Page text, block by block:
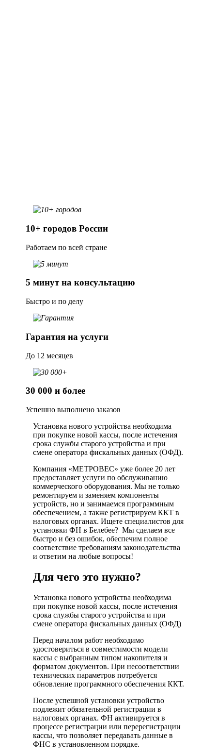
10+ городов России
Работаем по всей стране
5 минут на консультацию
Быстро и по делу
Гарантия на услуги
До 12 месяцев
30 000 и более
Успешно выполнено заказов
Установка нового устройства необходима
при покупке новой кассы, после истечения
срока службы старого устройства и при
смене оператора фискальных данных (ОФД).
Компания «МЕТРОВЕС» уже более 20 лет
предоставляет услуги по обслуживанию
коммерческого оборудования. Мы не только
ремонтируем и заменяем компоненты
устройств, но и занимаемся программным
обеспечением, а также регистрируем ККТ в
налоговых органах. Ищете специалистов для
установки ФН в Белебее? Мы сделаем все
быстро и без ошибок, обеспечим полное
соответствие требованиям законодательства
и ответим на любые вопросы!
Для чего это нужно?
Установка нового устройства необходима
при покупке новой кассы, после истечения
срока службы старого устройства и при
смене оператора фискальных данных (ОФД)
Перед началом работ необходимо
удостовериться в совместимости модели
кассы с выбранным типом накопителя и
форматом документов. При несоответствии
технических параметров потребуется
обновление программного обеспечения ККТ.
После успешной установки устройство
подлежит обязательной регистрации в
налоговых органах. ФН активируется в
процессе регистрации или перерегистрации
кассы, что позволяет передавать данные в
ФНС в установленном порядке.